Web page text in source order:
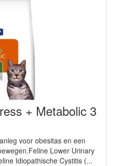
+ Metabolic 3
voor obesitas en een
Lower Urinary
Idiopathische Cystitis (...